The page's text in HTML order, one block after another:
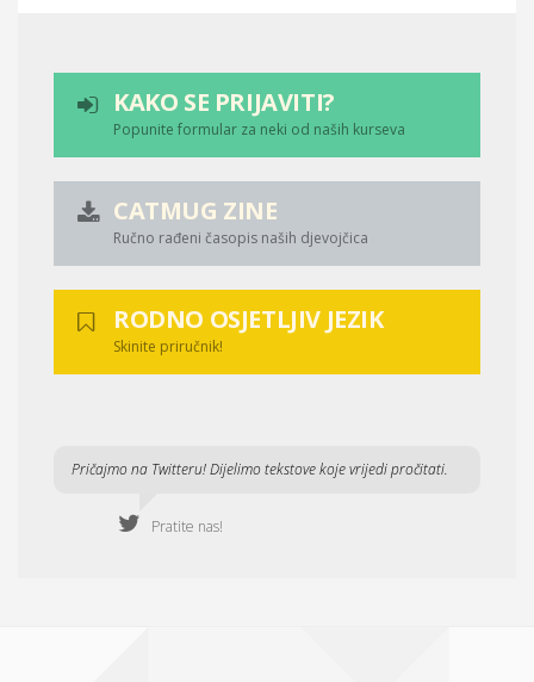
KAKO SE PRIJAVITI?
Popunite formular za neki od naših kurseva
CATMUG ZINE
Ručno rađeni časopis naših djevojčica
RODNO OSJETLJIV JEZIK
Skinite priručnik!
Pričajmo na Twitteru! Dijelimo tekstove koje vrijedi pročitati.
Pratite nas!